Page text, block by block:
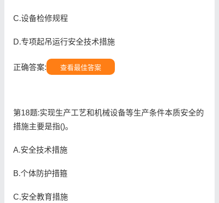
C.设备检修规程
D.专项起吊运行安全技术措施
正确答案: 查看最佳答案
第18题:实现生产工艺和机械设备等生产条件本质安全的
措施主要是指()。
A.安全技术措施
B.个体防护措箍
C.安全教育措施